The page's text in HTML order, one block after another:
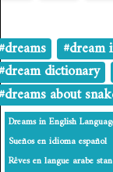
#dream
dictionary
about
Dreams in English
Sueños en idioma español
Rêves en langue arabe